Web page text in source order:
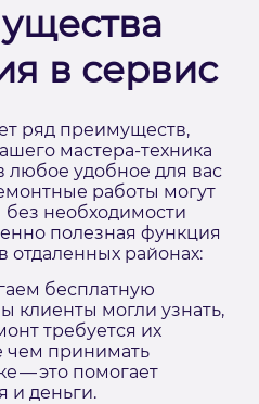
в сервис
ряд преимуществ,
мастера-техника
любое удобное для вас
работы могут
необходимости
полезная функция
отдаленных районах:
бесплатную
клиенты могли узнать,
требуется их
чем принимать
— это помогает
и деньги.